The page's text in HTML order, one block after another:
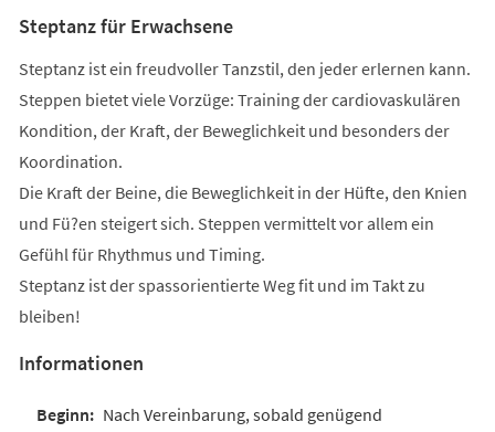
Steptanz für Erwachsene
Steptanz ist ein freudvoller Tanzstil, den jeder erlernen kann.
Steppen bietet viele Vorzüge: Training der cardiovaskulären
Kondition, der Kraft, der Beweglichkeit und besonders der
Koordination.
Die Kraft der Beine, die Beweglichkeit in der Hüfte, den Knien
und Fü?en steigert sich. Steppen vermittelt vor allem ein
Gefühl für Rhythmus und Timing.
Steptanz ist der spassorientierte Weg fit und im Takt zu
bleiben!
Informationen
Nach Vereinbarung, sobald genügend